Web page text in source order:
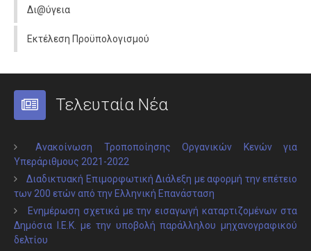
Δι@ύγεια
Εκτέλεση Προϋπολογισμού
Τελευταία Νέα
Ανακοίνωση Τροποποίησης Οργανικών Κενών για
Υπεράριθμους 2021-2022
Διαδικτυακή Επιμορφωτική Διάλεξη με αφορμή την επέτειο
των 200 ετών από την Ελληνική Επανάσταση
Ενημέρωση σχετικά με την εισαγωγή καταρτιζομένων στα
Δημόσια Ι.Ε.Κ. με την υποβολή παράλληλου μηχανογραφικού
δελτίου